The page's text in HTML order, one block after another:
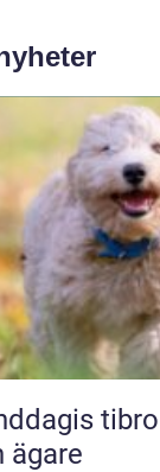
en trygg vardag för både hund
ägare